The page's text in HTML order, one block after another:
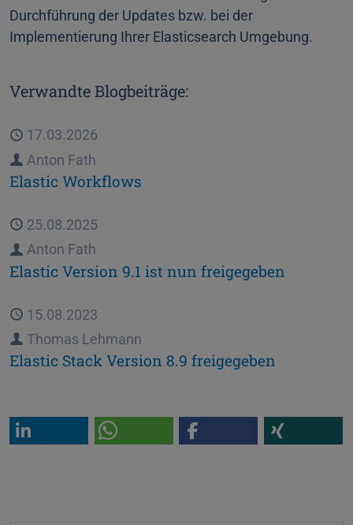
Durchführung der Updates bzw. bei der
Implementierung Ihrer Elasticsearch Umgebung.
Verwandte Blogbeiträge:
Veröffentlicht
17.03.2026
Autor
Anton Fath
Elastic Workflows
Veröffentlicht
25.08.2025
Autor
Anton Fath
Elastic Version 9.1 ist nun freigegeben
Veröffentlicht
15.08.2023
Autor
Thomas Lehmann
Elastic Stack Version 8.9 freigegeben